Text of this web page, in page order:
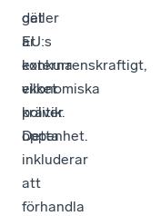
gäller
EU:s
externa
ekonomiska
politik.
Detta
inkluderar
att
förhandla
det
är
konkurrenskraftigt,
vilket
kräver
öppenhet.